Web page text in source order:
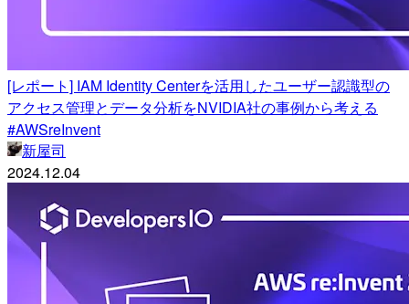
[レポート] IAM Identity Centerを活用したユーザー認識型の
アクセス管理とデータ分析をNVIDIA社の事例から考える
#AWSreInvent
新屋司
2024.12.04